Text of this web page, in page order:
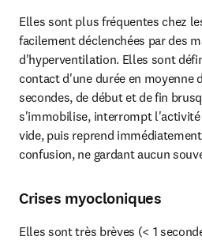
Elles sont plus fréquentes chez
facilement déclenchées par des
d'hyperventilation. Elles sont
contact d'une durée en moyenne
secondes, de début et de fin
s'immobilise, interrompt l'activité
vide, puis reprend
confusion, ne gardant aucun
Crises myocloniques
Elles sont très brèves (< 1